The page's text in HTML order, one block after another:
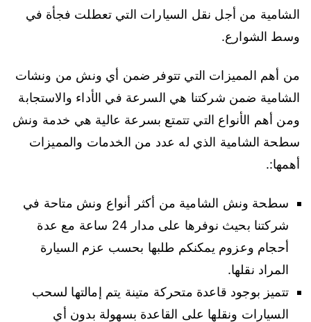
الشامية من أجل نقل السيارات التي تعطلت فجأة في
وسط الشوارع.
من أهم المميزات التي تتوفر ضمن أي ونش من ونشات
الشامية ضمن شركتنا هي السرعة في الأداء والاستجابة
ومن أهم الأنواع التي تتمتع بسرعة عالية هي خدمة ونش
سطحة الشامية الذي له عدد من الخدمات والمميزات
أهمها:.
سطحة ونش الشامية من أكثر أنواع ونش متاحة في
شركتنا بحيث نوفرها على مدار 24 ساعة مع عدة
أحجام وعزوم يمكنكم طلبها بحسب عزم السيارة
المراد نقلها.
تتميز بوجود قاعدة متحركة متينة يتم إمالتها لسحب
السيارات ونقلها على القاعدة بسهولة بدون أي